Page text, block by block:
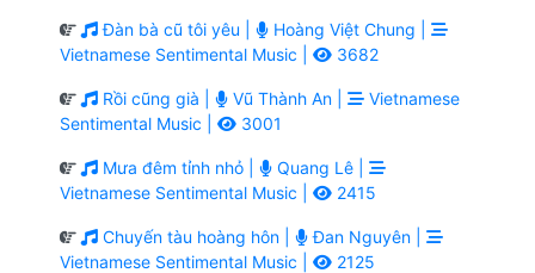
Đàn bà cũ tôi yêu |
Hoàng Việt Chung |
Vietnamese Sentimental Music |
3682
Rồi cũng già | Vũ Thành An |
Vietnamese
Sentimental Music |
3001
Mưa đêm tỉnh nhỏ |
Quang Lê |
Vietnamese Sentimental Music |
2415
Chuyến tàu hoàng hôn |
Đan Nguyên |
Vietnamese Sentimental Music |
2125